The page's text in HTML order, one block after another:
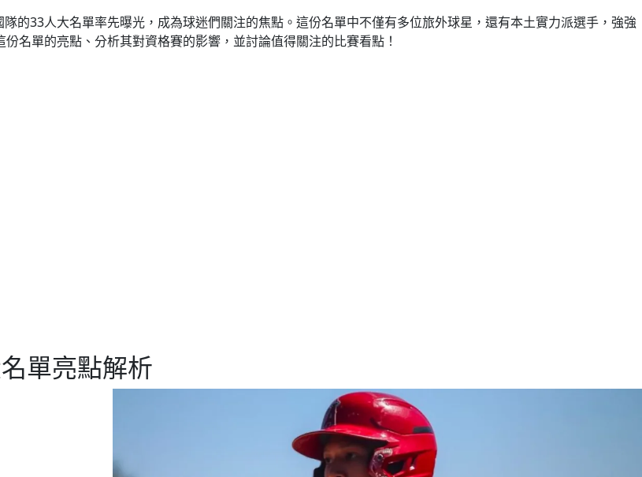
的33人大名單率先曝光，成為球迷們關注的焦點。這份名單中不僅有多位旅外球星，還有本土實力派選手，強強
名單的亮點、分析其對資格賽的影響，並討論值得關注的比賽看點！
單亮點解析